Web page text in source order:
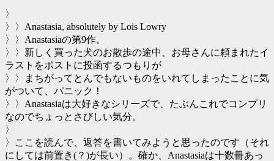
〉
〉〉Anastasia, absolutely by Lois Lowry
〉〉Anastasiaの第9作。
〉〉新しく買った犬のお散歩の途中、お母さんに頼まれたイ
ラストをポストに投函するつもりが
〉〉まちがってとんでもないものをいれてしまったことに気
がついて、パニック！
〉〉Anastasiaは大好きなシリーズで、たぶんこれでコンプリ
なのでちょっとさびしい気分。
〉
〉ここを読んで、返答を書いてみようと思ったのです（それ
にしては前置き(？)が長い）。確か、Anastasiaは十数冊あっ